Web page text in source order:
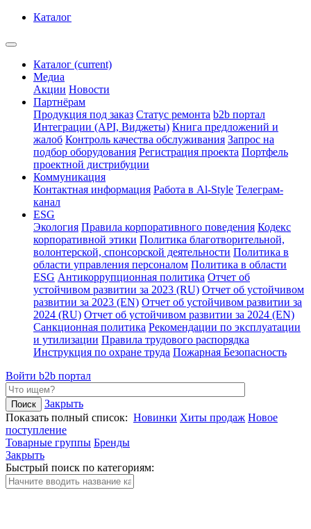
Каталог
Каталог (current)
Медиа
Акции Новости
Партнёрам
Продукция под заказ Статус ремонта b2b портал
Интеграции (API, Виджеты) Книга предложений и
жалоб Контроль качества обслуживания Запрос на
подбор оборудования Регистрация проекта Портфель
проектной дистрибуции
Коммуникация
Контактная информация Работа в Al-Style Телеграм-
канал
ESG
Экология Правила корпоративного поведения Кодекс
корпоративной этики Политика благотворительной,
волонтерской, спонсорской деятельности Политика в
области управления персоналом Политика в области
ESG Антикоррупционная политика Отчет об
устойчивом развитии за 2023 (RU) Отчет об устойчивом
развитии за 2023 (EN) Отчет об устойчивом развитии за
2024 (RU) Отчет об устойчивом развитии за 2024 (EN)
Санкционная политика Рекомендации по эксплуатации
и утилизации Правила трудового распорядка
Инструкция по охране труда Пожарная Безопасность
Войти b2b портал
Закрыть
Показать полный список: Новинки Хиты продаж Новое
поступление
Товарные группы Бренды
Закрыть
Быстрый поиск по категориям: